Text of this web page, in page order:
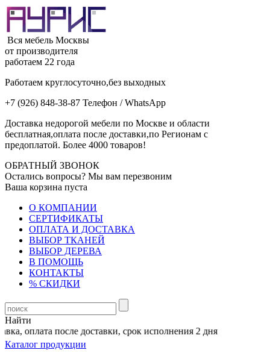
Вся мебель Москвы
от производителя
работаем 22 года
Работаем круглосуточно,без выходных
+7 (926) 848-38-87 Телефон / WhatsApp
Доставка недорогой мебели по Москве и области
бесплатная,оплата после доставки,по Регионам с
предоплатой. Более 4000 товаров!
ОБРАТНЫЙ ЗВОНОК
Остались вопросы? Мы вам перезвоним
Ваша корзина пуста
О КОМПАНИИ
СЕРТИФИКАТЫ
ОПЛАТА И ДОСТАВКА
ВЫБОР ТКАНЕЙ
ВЫБОР ДЕРЕВА
В ПОМОЩЬ
КОНТАКТЫ
% СКИДКИ
Найти
оплата после доставки, срок исполнения 2 дня
Каталог продукции